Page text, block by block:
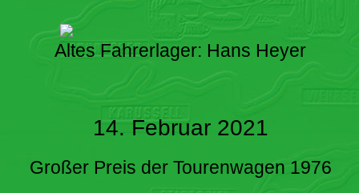
Altes Fahrerlager: Hans Heyer
14. Februar 2021
Großer Preis der Tourenwagen 1976